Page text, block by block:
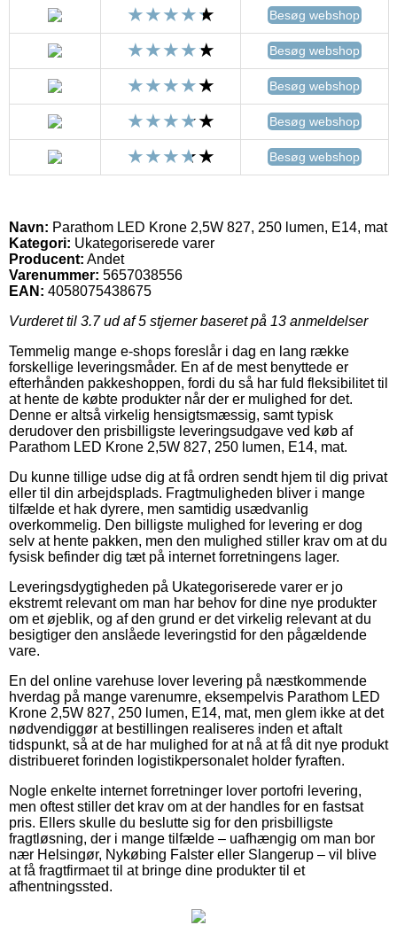
Besøg webshop
Besøg webshop
Besøg webshop
Besøg webshop
Besøg webshop
Navn: Parathom LED Krone 2,5W 827, 250 lumen, E14, mat
Kategori: Ukategoriserede varer
Producent: Andet
Varenummer: 5657038556
EAN: 4058075438675
Vurderet til 3.7ud af 5 stjerner baseret på 13 anmeldelser
Temmelig mange e-shops foreslår i dag en lang række
forskellige leveringsmåder. En af de mest benyttede er
efterhånden pakkeshoppen, fordi du så har fuld fleksibilitet til
at hente de købte produkter når der er mulighed for det.
Denne er altså virkelig hensigtsmæssig, samt typisk
derudover den prisbilligste leveringsudgave ved køb af
Parathom LED Krone 2,5W 827, 250 lumen, E14, mat.
Du kunne tillige udse dig at få ordren sendt hjem til dig privat
eller til din arbejdsplads. Fragtmuligheden bliver i mange
tilfælde et hak dyrere, men samtidig usædvanlig
overkommelig. Den billigste mulighed for levering er dog
selv at hente pakken, men den mulighed stiller krav om at du
fysisk befinder dig tæt på internet forretningens lager.
Leveringsdygtigheden på Ukategoriserede varer er jo
ekstremt relevant om man har behov for dine nye produkter
om et øjeblik, og af den grund er det virkelig relevant at du
besigtiger den anslåede leveringstid for den pågældende
vare.
En del online varehuse lover levering på næstkommende
hverdag på mange varenumre, eksempelvis Parathom LED
Krone 2,5W 827, 250 lumen, E14, mat, men glem ikke at det
nødvendiggør at bestillingen realiseres inden et aftalt
tidspunkt, så at de har mulighed for at nå at få dit nye produkt
distribueret forinden logistikpersonalet holder fyraften.
Nogle enkelte internet forretninger lover portofri levering,
men oftest stiller det krav om at der handles for en fastsat
pris. Ellers skulle du beslutte sig for den prisbilligste
fragtløsning, der i mange tilfælde – uafhængig om man bor
nær Helsingør, Nykøbing Falster eller Slangerup – vil blive
at få fragtfirmaet til at bringe dine produkter til et
afhentningssted.